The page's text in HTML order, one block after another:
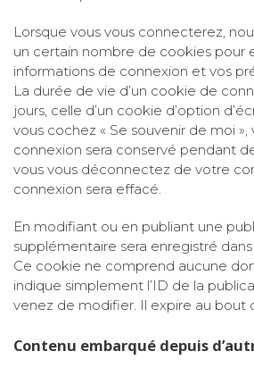
Lorsque vous vous connecterez,
un certain nombre de cookies pour
informations de connexion et vos
La durée de vie d’un cookie de
jours, celle d’un cookie d’option
vous cochez « Se souvenir de moi
connexion sera conservé pendant
vous vous déconnectez de votre
connexion sera effacé.
En modifiant ou en publiant une
supplémentaire sera enregistré
Ce cookie ne comprend aucune
indique simplement l’ID de la
venez de modifier. Il expire au bout
Contenu embarqué depuis